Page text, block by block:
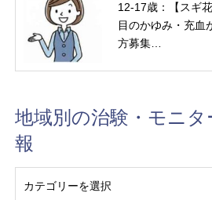
12-17歳：【スギ
目のかゆみ・充血
方募集…
地域別の治験・モニタ
報